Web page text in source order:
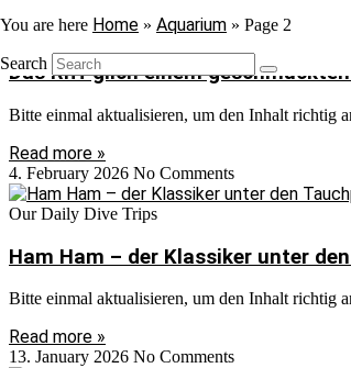
You are here Home » Aquarium » Page 2
Search
Our Daily Dive Trips
Das Riff glich einem
Bitte einmal aktualisieren, um den Inhalt richtig
Read more »
4. February 2026 No Comments
Our Daily Dive Trips
Ham Ham – der Klassiker unter
Bitte einmal aktualisieren, um den Inhalt richtig
Read more »
13. January 2026 No Comments